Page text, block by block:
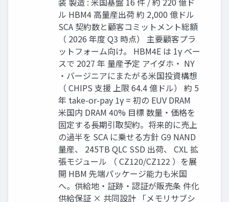
ル HBM4 高量産出荷 約 2,000 億ドル
SCA 契約数と顧客コミットメント総額
（ 2026 年度 Q3 時点） 主要顧客プラ
ットフォーム向け。 HBM4E は 1γ ベー
スで 2027 年 量産予定 アイダホ・ NY
・バージニアにまたがる米国投資構想
（ CHIPS 支援 上限 64.4 億ドル） 約 5
年 take-or-pay 1γ = 初の EUV DRAM
米国内 DRAM 40% 目標 数量・価格を
固定する長期引取契約。将来的に売上
の過半を SCA に乗せる方針 G9 NAND
量産、 245TB QLC SSD 出荷、 CXL 拡
張モジュール （ CZ120/CZ122 ）を展
開 HBM 先端パッケージ能力も米国
へ。供給地・証跡・認証が販売条 件化
供給保証 × 共同設計 「メモリサブシ